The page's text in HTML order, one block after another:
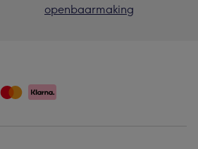
openbaarmaking